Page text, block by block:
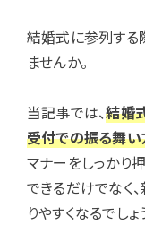
結婚式に参列する
ませんか。
当記事では、結婚
受付での振る舞い
マナーをしっかり
できるだけでなく
りやすくなるでしょ